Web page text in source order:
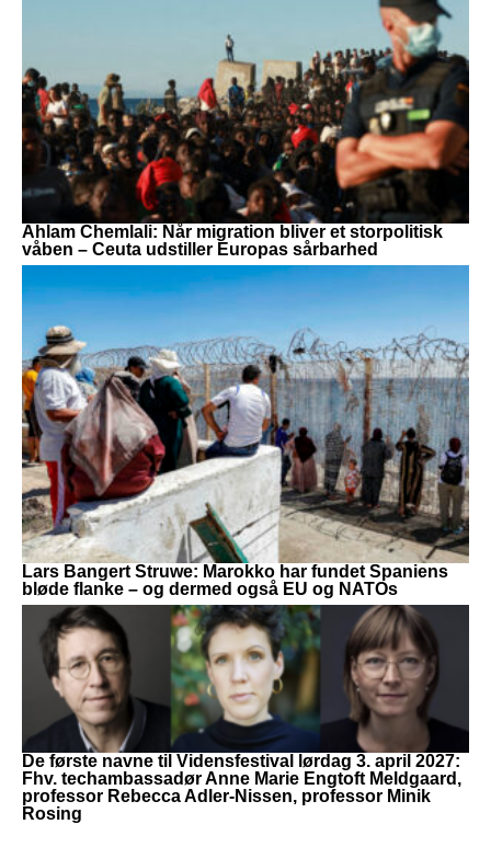
Ahlam Chemlali: Når migration bliver et storpolitisk
våben – Ceuta udstiller Europas sårbarhed
Lars Bangert Struwe: Marokko har fundet Spaniens
bløde flanke – og dermed også EU og NATOs
De første navne til Vidensfestival lørdag 3. april 2027:
Fhv. techambassadør Anne Marie Engtoft Meldgaard,
professor Rebecca Adler-Nissen, professor Minik
Rosing